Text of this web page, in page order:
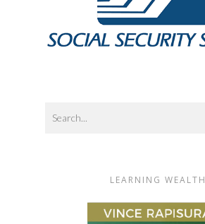
LEARNING WEALTH